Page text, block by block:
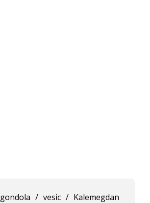
gondola / vesic / Kalemegdan